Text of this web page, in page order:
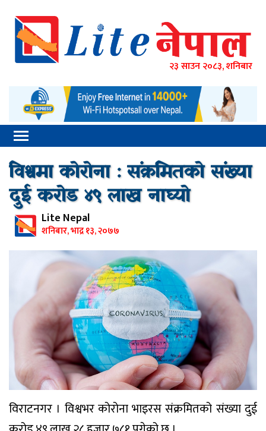
२३ साउन २०८३, शनिबार
विश्वमा कोरोना : संक्रमितको संख्या
दुई करोड ४९ लाख नाघ्यो
Lite Nepal
शनिबार, भाद्र १३, २०७७
विराटनगर । विश्वभर कोरोना भाइरस संक्रमितको संख्या दुई